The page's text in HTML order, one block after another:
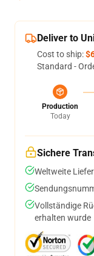
Deliver to
Cost to ship:
Standard -
Production
Today
Sichere
Weltweite
Vollständige
erhalten wurde